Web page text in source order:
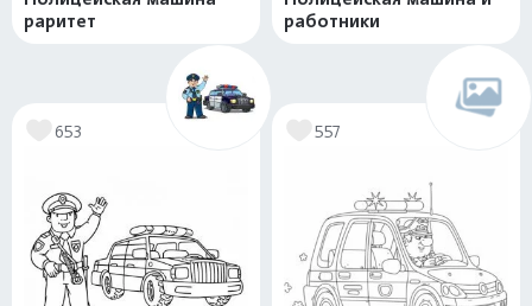
раритет
работники
653 557